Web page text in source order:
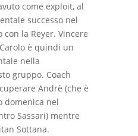
come exploit, al
successo nel
la Reyer. Vincere
è quindi un
nella
gruppo. Coach
Andrè (che è
domenica nel
Sassari) mentre
Sottana.